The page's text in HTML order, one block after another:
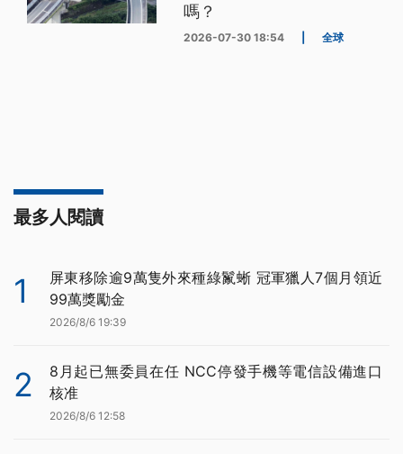
嗎？
2026-07-30 18:54 全球
最多人閱讀
1
屏東移除逾9萬隻外來種綠鬣蜥 冠軍獵人7個月領近
99萬獎勵金
2026/8/6 19:39
2
8月起已無委員在任 NCC停發手機等電信設備進口
核准
2026/8/6 12:58